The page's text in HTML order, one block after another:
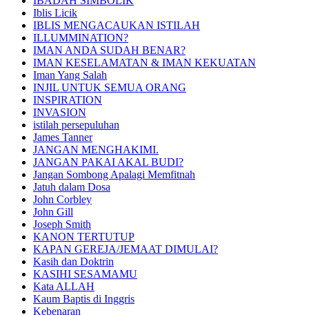
Iblis Licik
IBLIS MENGACAUKAN ISTILAH
ILLUMMINATION?
IMAN ANDA SUDAH BENAR?
IMAN KESELAMATAN & IMAN KEKUATAN
Iman Yang Salah
INJIL UNTUK SEMUA ORANG
INSPIRATION
INVASION
istilah persepuluhan
James Tanner
JANGAN MENGHAKIMI.
JANGAN PAKAI AKAL BUDI?
Jangan Sombong Apalagi Memfitnah
Jatuh dalam Dosa
John Corbley
John Gill
Joseph Smith
KANON TERTUTUP
KAPAN GEREJA/JEMAAT DIMULAI?
Kasih dan Doktrin
KASIHI SESAMAMU
Kata ALLAH
Kaum Baptis di Inggris
Kebenaran